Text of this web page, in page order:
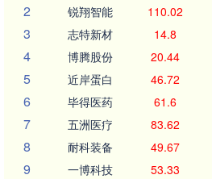
2 锐翔智能 110.02
3 志特新材 14.8
4 博腾股份 20.44
5 近岸蛋白 46.72
6 毕得医药 61.6
7 五洲医疗 83.62
8 耐科装备 49.67
9 一博科技 53.33